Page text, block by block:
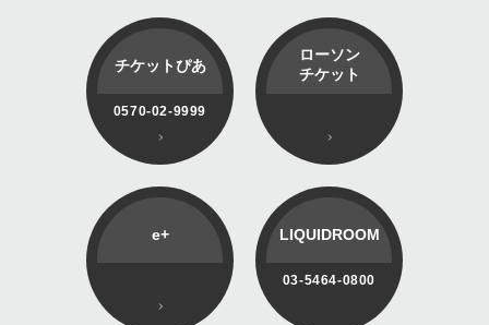
チケットぴあ
0570-02-9999
ローソン
チケット
e+ LIQUIDROOM
03-5464-0800